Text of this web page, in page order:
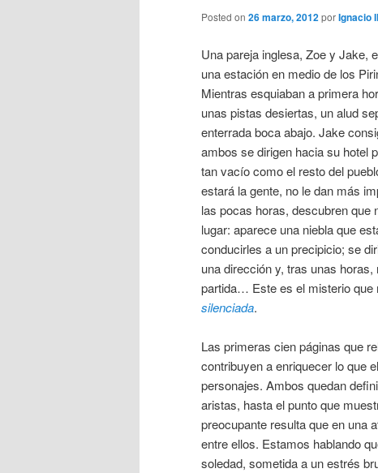
Posted on 26 marzo, 2012porIgnacio
Una pareja inglesa, Zoe y Jake,
una estación en medio de los
Mientras esquiaban a primera
unas pistas desiertas, un alud
enterrada boca abajo. Jake
ambos se dirigen hacia su hotel
tan vacío como el resto del
estará la gente, no le dan más
las pocas horas, descubren que
lugar: aparece una niebla que
conducirles a un precipicio; se
una dirección y, tras unas horas,
partida… Este es el misterio que
silenciada.
Las primeras cien páginas que
contribuyen a enriquecer lo que
personajes. Ambos quedan
aristas, hasta el punto que
preocupante resulta que en una
entre ellos. Estamos hablando
soledad, sometida a un estrés